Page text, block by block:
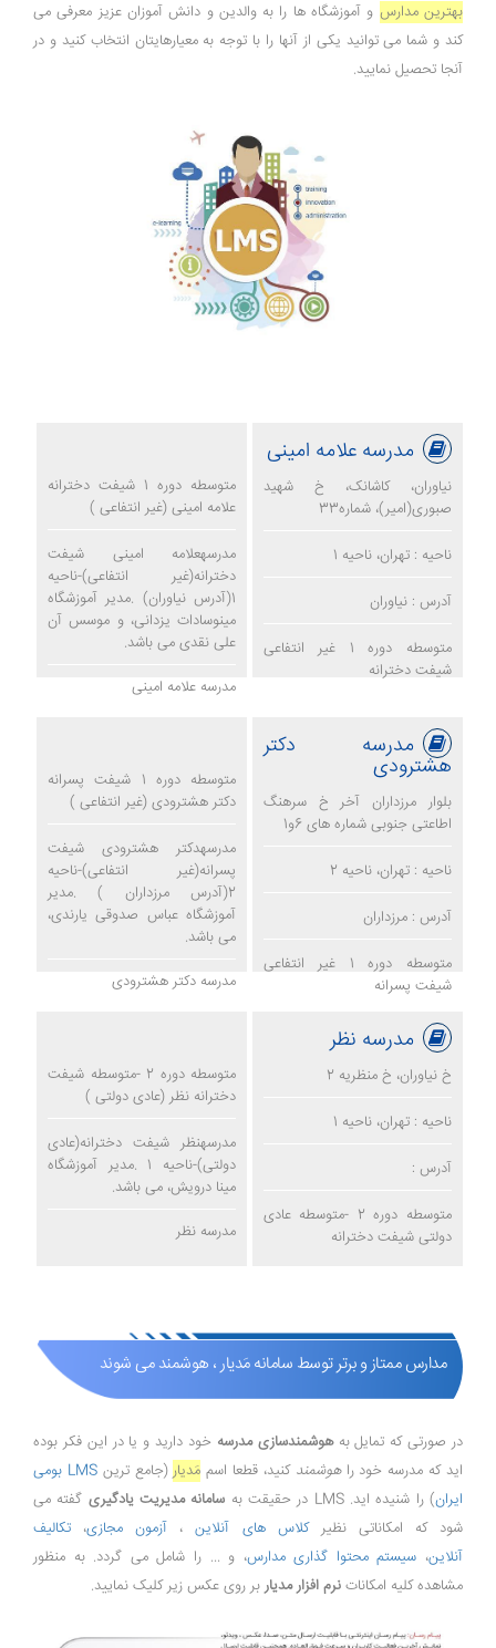
بهترین مدارس و آموزشگاه ها را به والدین و دانش آموزان عزیز معرفی می
کند و شما می توانید یکی از آنها را با توجه به معیارهایتان انتخاب کنید و در
آنجا تحصیل نمایید.
مدرسه علامه امینی
نیاوران، کاشانک، خ شهید
صبوری(امیر)، شماره33
ناحیه : تهران، ناحیه 1
آدرس : نیاوران
متوسطه دوره 1 غیر انتفاعی
شیفت دخترانه
متوسطه دوره 1 شیفت دخترانه
علامه امینی (غیر انتفاعی )
مدرسهعلامه امینی شیفت
دخترانه(غیر انتفاعی)-ناحیه
1(آدرس نیاوران) .مدیر آموزشگاه
مینوسادات یزدانی، و موسس آن
علی نقدی می باشد.
مدرسه علامه امینی
مدرسه دکتر
هشترودی
بلوار مرزداران آخر خ سرهنگ
اطاعتی جنوبی شماره های 6و1
ناحیه : تهران، ناحیه 2
آدرس : مرزداران
متوسطه دوره 1 غیر انتفاعی
شیفت پسرانه
متوسطه دوره 1 شیفت پسرانه
دکتر هشترودی (غیر انتفاعی )
مدرسهدکتر هشترودی شیفت
پسرانه(غیر انتفاعی)-ناحیه
2(آدرس مرزداران ) .مدیر
آموزشگاه عباس صدوقی یارندی،
می باشد.
مدرسه دکتر هشترودی
مدرسه نظر
خ نیاوران، خ منظریه 2
ناحیه : تهران، ناحیه 1
آدرس :
متوسطه دوره 2 -متوسطه عادی
دولتی شیفت دخترانه
متوسطه دوره 2 -متوسطه شیفت
دخترانه نظر (عادی دولتی )
مدرسهنظر شیفت دخترانه(عادی
دولتی)-ناحیه 1 .مدیر آموزشگاه
مينا درويش، می باشد.
مدرسه نظر
مدارس ممتاز و برتر توسط سامانه مَدیار ، هوشمند می شوند
در صورتی که تمایل به هوشمندسازی مدرسه خود دارید و یا در این فکر بوده
اید که مدرسه خود راهوشمند کنید، قطعا اسم مَدیار(جامع ترین
LMS بومی
ایران) را شنیده اید. LMS در حقیقت به سامانه مدیریت یادگیری گفته می
شود که امکاناتی نظیرکلاس های آنلاین، آزمون مجازی، تکالیف
آنلاین، سیستم محتوا گذاری مدارس، و ... را شامل می گردد. به منظور
مشاهده کلیه امکانات نرم افزار مدیاربر روی عکس زیر کلیک نمایید.